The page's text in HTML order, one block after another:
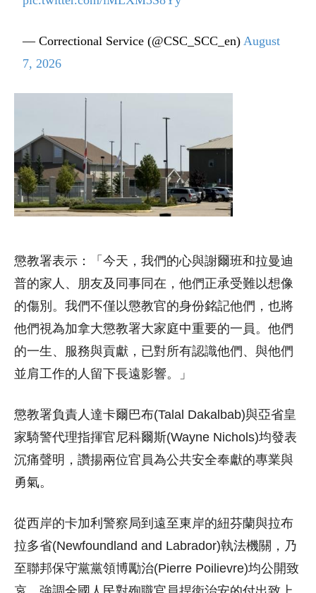
— Correctional Service (@CSC_SCC_en)August
7, 2026
懲教署表示：「今天，我們的心與謝爾班和拉曼迪
普的家人、朋友及同事同在，他們正承受難以想像
的傷別。我們不僅以懲教官的身份銘記他們，也將
他們視為加拿大懲教署大家庭中重要的一員。他們
的一生、服務與貢獻，已對所有認識他們、與他們
並肩工作的人留下長遠影響。」
懲教署負責人達卡爾巴布(Talal Dakalbab)與亞省皇
家騎警代理指揮官尼科爾斯(Wayne Nichols)均發表
沉痛聲明，讚揚兩位官員為公共安全奉獻的專業與
勇氣。
從西岸的卡加利警察局到遠至東岸的紐芬蘭與拉布
拉多省(Newfoundland and Labrador)執法機關，乃
至聯邦保守黨黨領博勵治(Pierre Poilievre)均公開致